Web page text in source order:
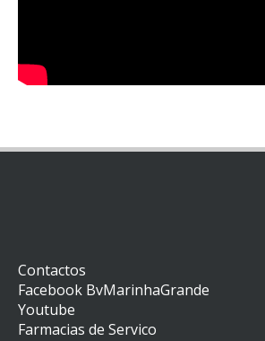
Contactos
Facebook BvMarinhaGrande
Youtube
Farmacias de Servico